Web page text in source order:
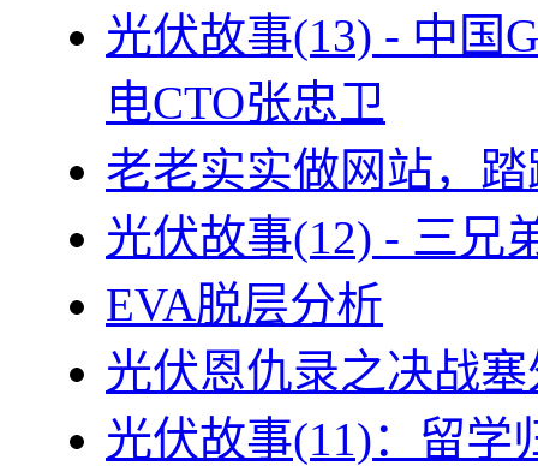
光伏故事(13) - 中国
电CTO张忠卫
老老实实做网站，
光伏故事(12) - 三兄
EVA脱层分析
光伏恩仇录之决战
光伏故事(11)：留学